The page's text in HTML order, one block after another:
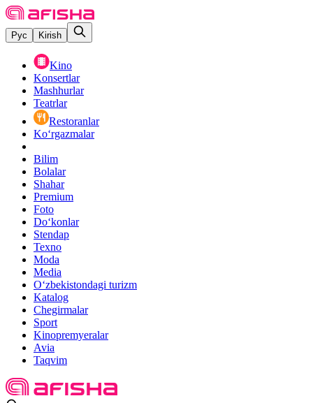
Рус Kirish
Kino
Konsertlar
Mashhurlar
Teatrlar
Restoranlar
Ko‘rgazmalar
Bilim
Bolalar
Shahar
Premium
Foto
Do‘konlar
Stendap
Texno
Moda
Media
O‘zbekistondagi turizm
Katalog
Chegirmalar
Sport
Kinopremyeralar
Avia
Taqvim